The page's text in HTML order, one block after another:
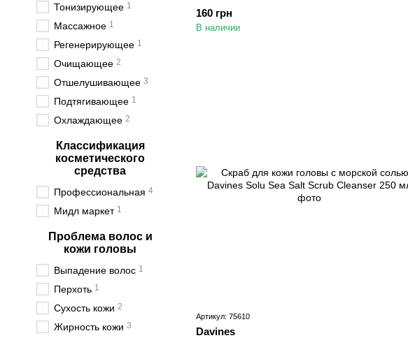
160 грн
В наличии
Артикул: 75610
Davines
Тонизирующее 1
Массажное 1
Регенерирующее 1
Очищающее 2
Отшелушивающее 3
Подтягивающее 1
Охлаждающее 2
Классификация
косметического
средства
Профессиональная 4
Мидл маркет 1
Проблема волос и
кожи головы
Выпадение волос 1
Перхоть 1
Сухость кожи 2
Жирность кожи 3